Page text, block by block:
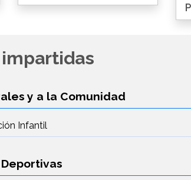
y a la Comunidad
Infantil